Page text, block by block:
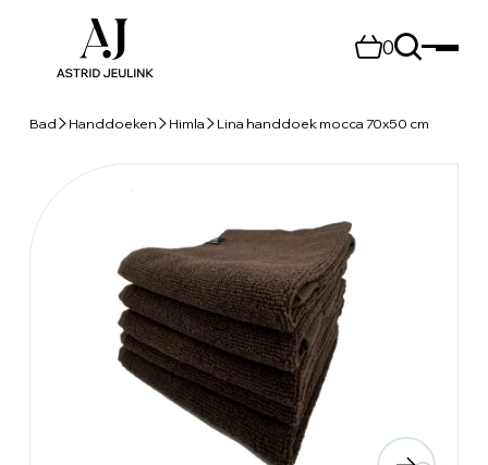
0
Bad Handdoeken Himla Lina handdoek mocca 70x50 cm